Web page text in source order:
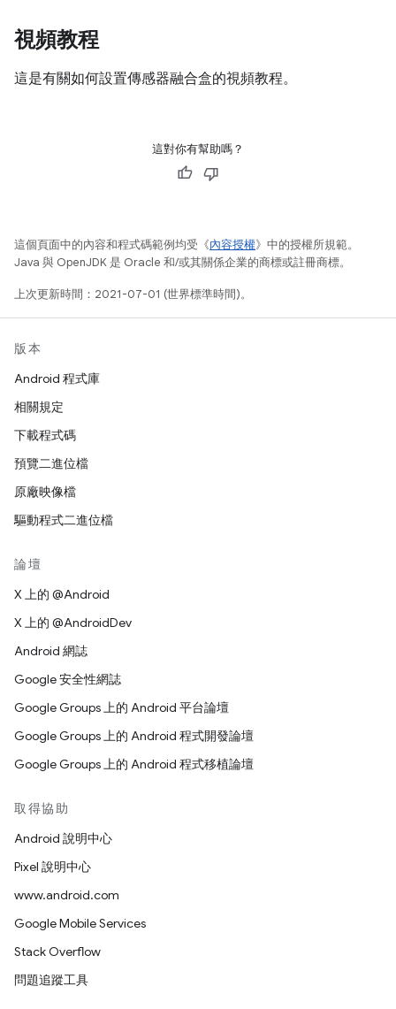
視頻教程
這是有關如何設置傳感器融合盒的視頻教程。
這對你有幫助嗎？
這個頁面中的內容和程式碼範例均受《內容授權》中的授權所規範。
Java 與 OpenJDK 是 Oracle 和/或其關係企業的商標或註冊商標。
上次更新時間：2021-07-01 (世界標準時間)。
版本
Android 程式庫
相關規定
下載程式碼
預覽二進位檔
原廠映像檔
驅動程式二進位檔
論壇
X 上的 @Android
X 上的 @AndroidDev
Android 網誌
Google 安全性網誌
Google Groups 上的 Android 平台論壇
Google Groups 上的 Android 程式開發論壇
Google Groups 上的 Android 程式移植論壇
取得協助
Android 說明中心
Pixel 說明中心
www.android.com
Google Mobile Services
Stack Overflow
問題追蹤工具